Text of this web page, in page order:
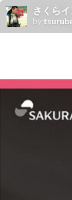
さくら
by